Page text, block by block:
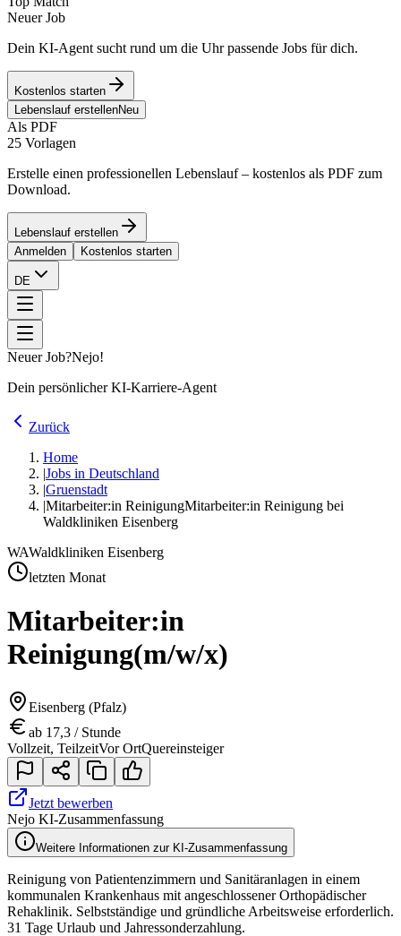
Neuer Job
Dein KI-Agent sucht rund um die Uhr passende Jobs für dich.
Kostenlos starten
Lebenslauf erstellenNeu
Als PDF
25 Vorlagen
Erstelle einen professionellen Lebenslauf – kostenlos als PDF zum
Download.
Lebenslauf erstellen
Anmelden
Kostenlos starten
DE
Neuer Job?Nejo!
Dein persönlicher KI-Karriere-Agent
Zurück
Home
|Jobs in Deutschland
|Gruenstadt
|Mitarbeiter:in ReinigungMitarbeiter:in Reinigung bei
Waldkliniken Eisenberg
WAWaldkliniken Eisenberg
letzten Monat
Mitarbeiter:in
Reinigung(m/w/x)
Eisenberg (Pfalz)
ab 17,3 / Stunde
Vollzeit, TeilzeitVor OrtQuereinsteiger
Jetzt bewerben
Nejo KI-Zusammenfassung
Weitere Informationen zur KI-Zusammenfassung
Reinigung von Patientenzimmern und Sanitäranlagen in einem
kommunalen Krankenhaus mit angeschlossener Orthopädischer
Rehaklinik. Selbstständige und gründliche Arbeitsweise erforderlich.
31 Tage Urlaub und Jahressonderzahlung.